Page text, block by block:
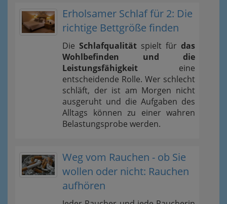
Erholsamer Schlaf für 2: Die
richtige Bettgröße finden
Die Schlafqualität spielt für das
Wohlbefinden und die
Leistungsfähigkeit eine
entscheidende Rolle. Wer schlecht
schläft, der ist am Morgen nicht
ausgeruht und die Aufgaben des
Alltags können zu einer wahren
Belastungsprobe werden.
Weg vom Rauchen - ob Sie
wollen oder nicht: Rauchen
aufhören